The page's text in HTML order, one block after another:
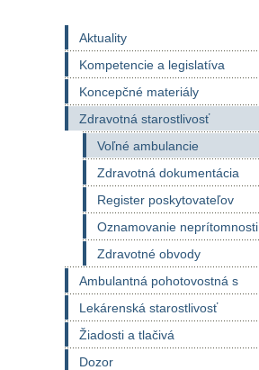
Aktuality
Kompetencie a legislatíva
Koncepčné materiály
Zdravotná starostlivosť
Voľné ambulancie
Zdravotná dokumentácia
Register poskytovateľov
Oznamovanie neprítomnosti
Zdravotné obvody
Ambulantná pohotovostná s
Lekárenská starostlivosť
Žiadosti a tlačivá
Dozor